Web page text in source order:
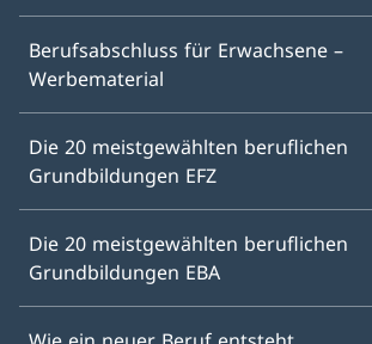
Berufsabschluss für Erwachsene –
Werbematerial
Die 20 meistgewählten beruflichen
Grundbildungen EFZ
Die 20 meistgewählten beruflichen
Grundbildungen EBA